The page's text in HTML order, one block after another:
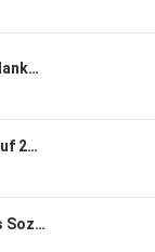
Wrap-Up! Übermorgen.funk sagt danke und tschüss!
Jahresrückblick 2025 + Ausblick auf 2026+
Zwischenepisode: Die Zukunft des Sozialstaats